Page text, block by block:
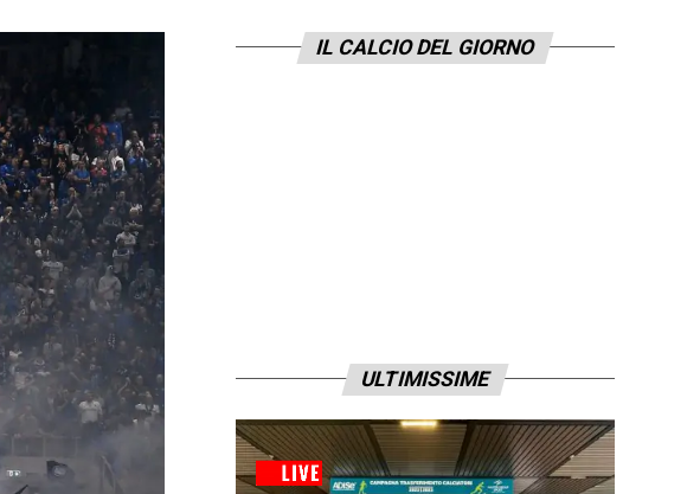
IL CALCIO DEL GIORNO
ULTIMISSIME